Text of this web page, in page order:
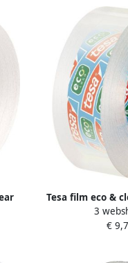
Tesa film eco &
19 mm x 33
3
€